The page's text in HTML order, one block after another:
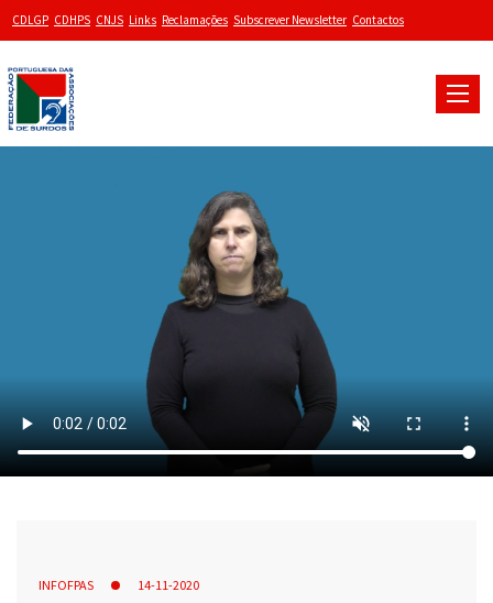
CDLGP CDHPS CNJS Links Reclamações Subscrever Newsletter Contactos
Toggle
INFOFPAS 14-11-2020